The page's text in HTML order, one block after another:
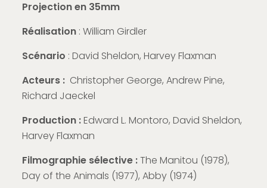
Projection en 35mm
Réalisation: William Girdler
Scénario : David Sheldon, Harvey Flaxman
Acteurs : Christopher George, Andrew Pine,
Richard Jaeckel
Production :Edward L. Montoro, David Sheldon,
Harvey Flaxman
Filmographie sélective :The Manitou (1978),
Day of the Animals (1977), Abby (1974)